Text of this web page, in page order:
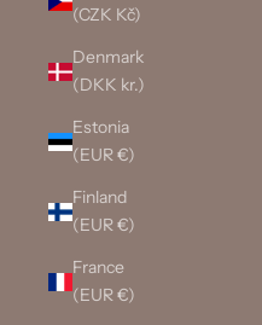
(CZK Kč)
Denmark
(DKK kr.)
Estonia
(EUR €)
Finland
(EUR €)
France
(EUR €)